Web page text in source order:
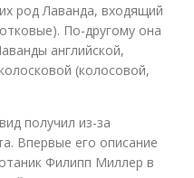
род Лаванда, входящий
По-другому она
английской,
(колосовой,
получил из-за
Впервые его описание
Филипп Миллер в